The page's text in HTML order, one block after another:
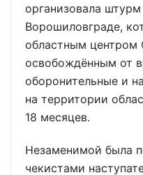
организовала
Ворошиловграде,
областным центром
освобождённым от
оборонительные и
на территории
18 месяцев.
Незаменимой была
чекистами